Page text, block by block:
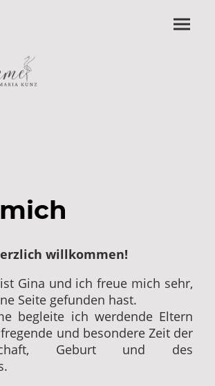
willkommen!
Gina und ich freue mich sehr,
Seite gefunden hast.
begleite ich werdende Eltern
und besondere Zeit der
Geburt und des